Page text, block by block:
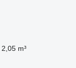
2,05 m³